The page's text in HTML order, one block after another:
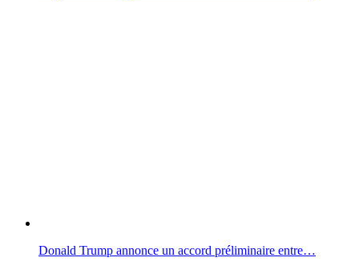
Donald Trump annonce un accord préliminaire entre…